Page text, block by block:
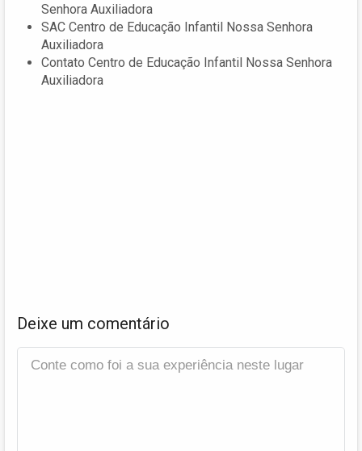
Senhora Auxiliadora
SAC Centro de Educação Infantil Nossa Senhora
Auxiliadora
Contato Centro de Educação Infantil Nossa Senhora
Auxiliadora
Deixe um comentário